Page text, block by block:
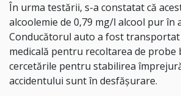
În urma testării, s-a constatat că
alcoolemie de 0,79 mg/l alcool pur în
Conducătorul auto a fost
medicală pentru recoltarea de probe
cercetările pentru stabilirea
accidentului sunt în desfășurare.